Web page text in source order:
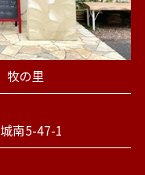
の里
南5-47-1